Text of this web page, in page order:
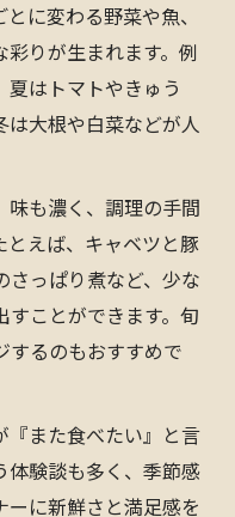
に変わる野菜や魚、
りが生まれます。例
はトマトやきゅう
は大根や白菜などが人
味も濃く、調理の手間
とえば、キャベツと豚
さっぱり煮など、少な
すことができます。旬
するのもおすすめで
『また食べたい』と言
体験談も多く、季節感
ーに新鮮さと満足感を